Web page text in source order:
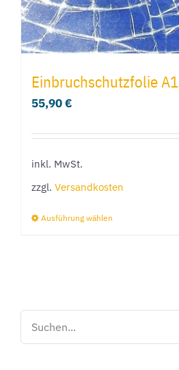
Einbruchschutzfolie
55,90€
inkl. MwSt.
zzgl. Versandkosten
Ausführung wählen
Die